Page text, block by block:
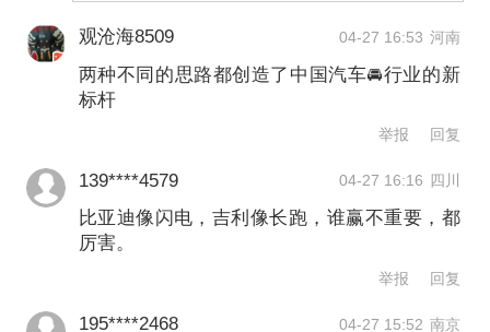
是有耐力的选手。
这种理念的差异也在两家企业的动力路
径选择上体现得淋漓尽致。比亚迪更看
重顺周期的爆发力，2022年3月宣布停产
燃油车，成为全球首家全面转向新能源
的传统车企。这一冒险决策，精准踩中
了随后两年的新能源井喷期，2022年其
观沧海8509 04-27 16:53 河南
两种不同的思路都创造了中国汽车🚘行业的新
标杆
举报 回复
139****4579 04-27 16:16 四川
比亚迪像闪电，吉利像长跑，谁赢不重要，都
厉害。
举报 回复
195****2468 04-27 15:52 南京